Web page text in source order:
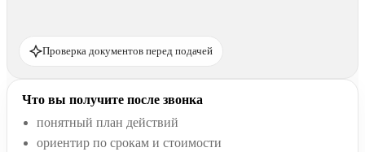
Проверка документов перед подачей
Что вы получите после звонка
понятный план действий
ориентир по срокам и стоимости